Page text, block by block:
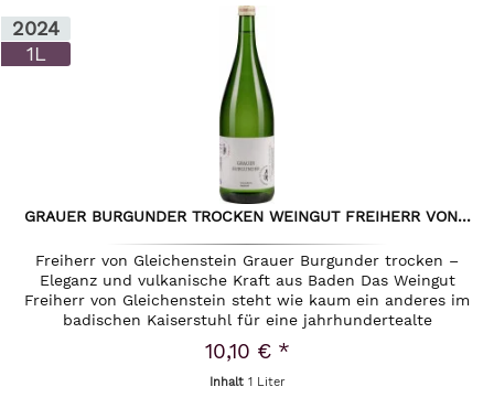
2024
1L
GRAUER BURGUNDER TROCKEN WEINGUT FREIHERR VON...
Freiherr von Gleichenstein Grauer Burgunder trocken –
Eleganz und vulkanische Kraft aus Baden Das Weingut
Freiherr von Gleichenstein steht wie kaum ein anderes im
badischen Kaiserstuhl für eine jahrhundertealte
Weinbautradition, die über...
10,10 € *
Inhalt1 Liter